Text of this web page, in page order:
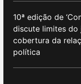
10ª edição de
discute limites do
cobertura da
política